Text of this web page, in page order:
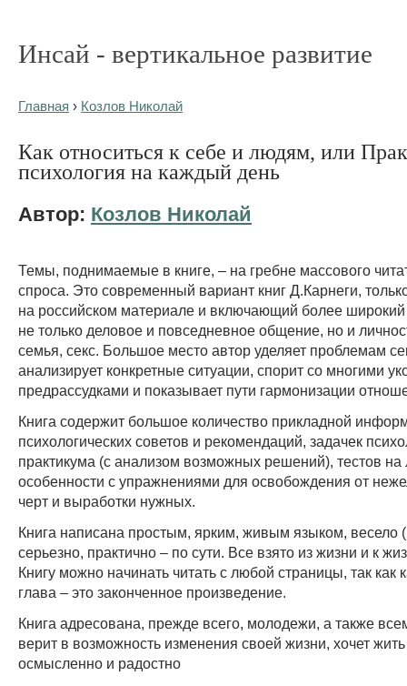
Инсай - вертикальное развитие
Главная › Козлов Николай
Как относиться к себе и людям, или
психология на каждый день
Автор: Козлов Николай
Темы, поднимаемые в книге, – на гребне массового
спроса. Это современный вариант книг Д.Карнеги,
на российском материале и включающий более широкий
не только деловое и повседневное общение, но и
семья, секс. Большое место автор уделяет проблемам
анализирует конкретные ситуации, спорит со многими
предрассудками и показывает пути гармонизации
Книга содержит большое количество прикладной
психологических советов и рекомендаций, задачек
практикума (с анализом возможных решений), тестов на
особенности с упражнениями для освобождения от
черт и выработки нужных.
Книга написана простым, ярким, живым языком, весело
серьезно, практично – по сути. Все взято из жизни и к
Книгу можно начинать читать с любой страницы, так как
глава – это законченное произведение.
Книга адресована, прежде всего, молодежи, а также
верит в возможность изменения своей жизни, хочет
осмысленно и радостно